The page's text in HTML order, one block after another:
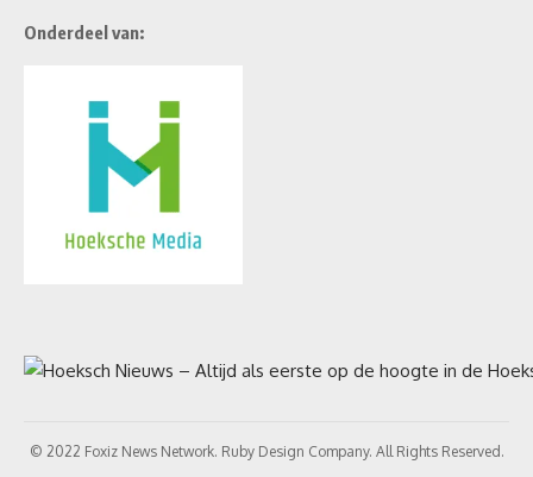
Onderdeel van:
© 2022 Foxiz News Network. Ruby Design Company. All Rights Reserved.